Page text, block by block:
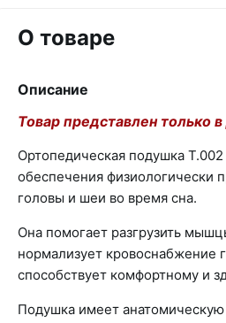
О товаре
Описание
Товар представлен только
Ортопедическая подушка
обеспечения физиологически
головы и шеи во время сна.
Она помогает разгрузить
нормализует кровоснабжение
способствует комфортному и
Подушка имеет